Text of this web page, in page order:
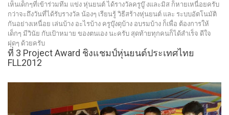
เห็นเด็กๆที่เข้าร่วมทีม แข่ง หุ่นยนต์ ได้รางวัลครูบู๊ งและมิส ก็หายเหนื่อยครับ
กว่าจะถึงวันที่ได้รับรางวัล น้องๆ เรียนรู้ วิธีสร้างหุ่นยนต์ และ ระบบอัตโนมัติ
กันอย่างเหนื่อย เล่นบ้าง อะไรบ้าง ครูบุ๊งดุบ้าง อบรมบ้าง ก็เพื่อ ต้องการให้
เด็กๆ มีวินัย กับเป้าหมาย ของตนเอง นะครับ สุดท้ายทุกคนก็ได้สำเร็จ ดีใจ
ฝุดๆ ด้วยครับ
ที่ 3 Project Award ชิงแชมป์หุ่นยนต์ประเทศไทย
FLL2012